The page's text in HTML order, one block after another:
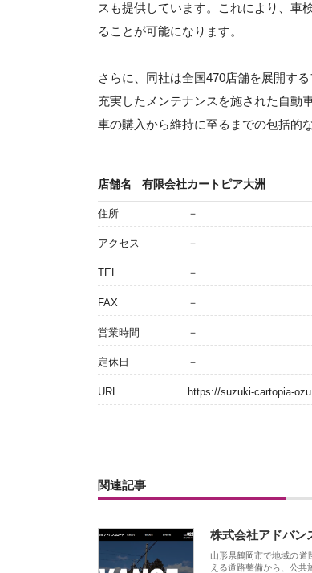
スも提供しています。これにより、車
ることが可能になります。
さらに、同社は全国470店舗を展開す
充実したメンテナンスを施された自動
車の購入から維持に至るまでの包括的
店舗名 有限会社カートピア大洲
住所 －
アクセス －
TEL －
FAX －
営業時間 －
定休日 －
URL https://suzuki-cartopia-
関連記事
株式会社アドバン
山形県鶴岡市で地域の道
える道路整備から、公共